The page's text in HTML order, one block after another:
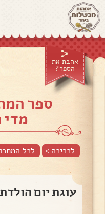
אהבת את
הספר?
ספר
מדי
לכריכה > לכל
עוגת יום